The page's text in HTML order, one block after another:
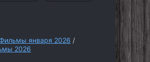
января 2026 /
2026